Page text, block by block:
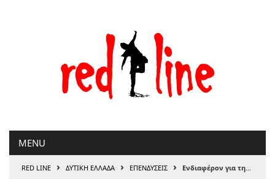
MENU
RED LINE › ΔΥΤΙΚΗ ΕΛΛΑΔΑ › ΕΠΕΝΔΥΣΕΙΣ › Ενδιαφέρον για την “Μεταλλουργική Ηπείρου”